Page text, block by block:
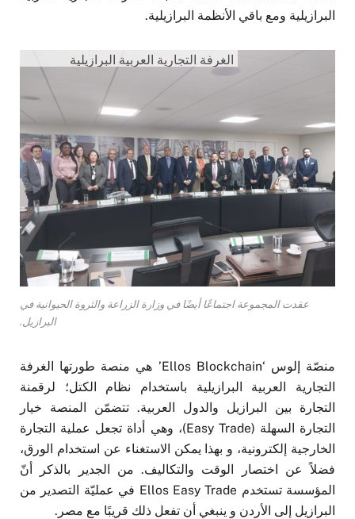
البرازيلية ومع باقي الأنظمة البرازيلية.
الغرفة التجارية العربية البرازيلية
عقدت المجموعة اجتماعًا أيضًا في وزارة الزراعة والثروة الحيوانية في
البرازيل.
منصّة إلوس ‘Ellos Blockchain’ هي منصة طورتها الغرفة
التجارية العربية البرازيلية باستخدام نظام الكتل؛ لرقمنة
التجارة بين البرازيل والدول العربية. تتضمّن المنصة خيار
التجارة السهلة (Easy Trade)، وهي أداة تجعل عملية التجارة
الخارجية إلكترونية، و بهذا يمكن الاستغناء عن استخدام الورق،
فضلاً عن اختصار الوقت والتكاليف. من الجدير بالذكر أنّ
المؤسسة تستخدم Ellos Easy Trade في عمليّة التصدير من
البرازيل إلى الأردن و ينبغي أن تفعل ذلك قريبًا مع مصر.